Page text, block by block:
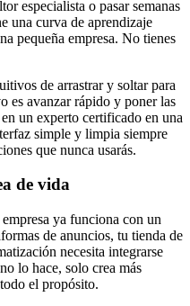
especialista o pasar semanas
una curva de aprendizaje
pequeña empresa. No tienes
de arrastrar y soltar para
es avanzar rápido y poner las
un experto certificado en una
simple y limpia siempre
que nunca usarás.
de vida
ya funciona con un
de anuncios, tu tienda de
necesita integrarse
lo hace, solo crea más
el propósito.